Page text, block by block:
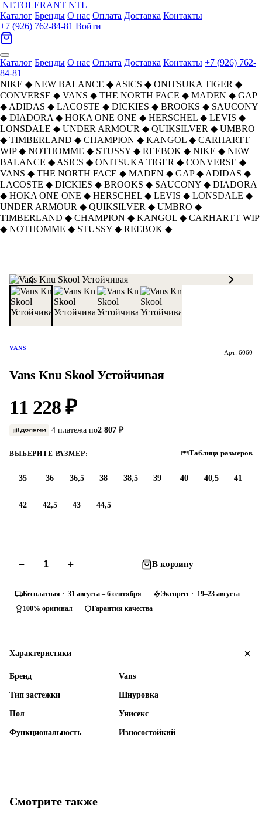
NETOLERANT NTL
Каталог Бренды О нас Оплата Доставка Контакты
+7 (926) 762-84-81 Войти
Каталог Бренды О нас Оплата Доставка Контакты +7 (926) 762-
84-81
NIKE ◆ NEW BALANCE ◆ ASICS ◆ ONITSUKA TIGER ◆
CONVERSE ◆ VANS ◆ THE NORTH FACE ◆ MADEN ◆ GAP
◆ ADIDAS ◆ LACOSTE ◆ DICKIES ◆ BROOKS ◆ SAUCONY
◆ DIADORA ◆ HOKA ONE ONE ◆ HERSCHEL ◆ LEVIS ◆
LONSDALE ◆ UNDER ARMOUR ◆ QUIKSILVER ◆ UMBRO
◆ TIMBERLAND ◆ CHAMPION ◆ KANGOL ◆ CARHARTT
WIP ◆ NOTHOMME ◆ STUSSY ◆ REEBOK ◆ NIKE ◆ NEW
BALANCE ◆ ASICS ◆ ONITSUKA TIGER ◆ CONVERSE ◆
VANS ◆ THE NORTH FACE ◆ MADEN ◆ GAP ◆ ADIDAS ◆
LACOSTE ◆ DICKIES ◆ BROOKS ◆ SAUCONY ◆ DIADORA
◆ HOKA ONE ONE ◆ HERSCHEL ◆ LEVIS ◆ LONSDALE ◆
UNDER ARMOUR ◆ QUIKSILVER ◆ UMBRO ◆
TIMBERLAND ◆ CHAMPION ◆ KANGOL ◆ CARHARTT WIP
◆ NOTHOMME ◆ STUSSY ◆ REEBOK ◆
VANS
Арт: 6060
Vans Knu Skool Устойчивая
11 228 ₽
4 платежа по2 807 ₽
ВЫБЕРИТЕ РАЗМЕР: Таблица размеров
35 36 36,5 38 38,5 39 40 40,5 41
42 42,5 43 44,5
− + В корзину
Бесплатная · 31 августа – 6 сентября
Экспресс · 19–23 августа
100% оригинал
Гарантия качества
Характеристики
Бренд Vans
Тип застежки Шнуровка
Пол Унисекс
Функциональность Износостойкий
Смотрите также